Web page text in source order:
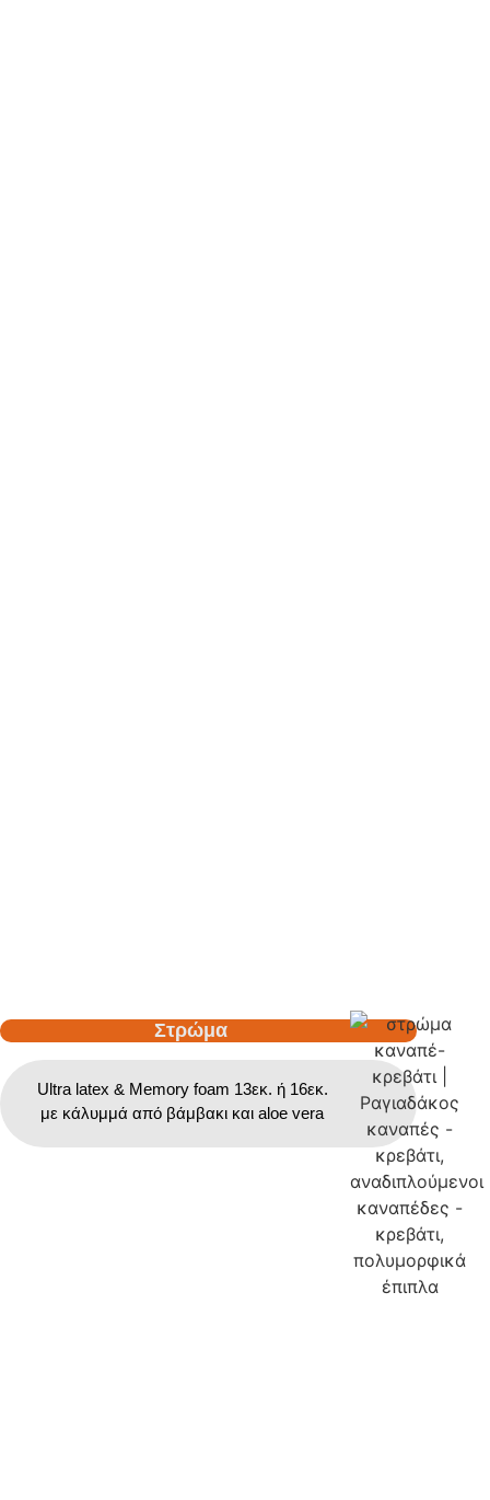
Στρώμα
Ultra latex & Memory foam 13εκ. ή 16εκ.
με κάλυμμά από βάμβακι και aloe vera